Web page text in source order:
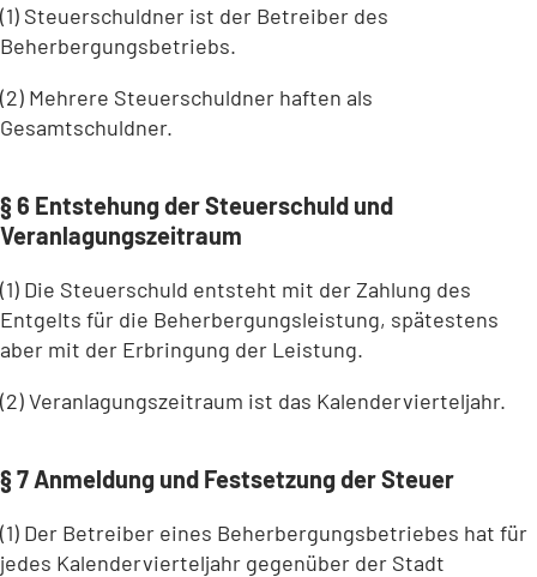
(1) Steuerschuldner ist der Betreiber des
Beherbergungsbetriebs.
(2) Mehrere Steuerschuldner haften als
Gesamtschuldner.
§ 6 Entstehung der Steuerschuld und
Veranlagungszeitraum
(1) Die Steuerschuld entsteht mit der Zahlung des
Entgelts für die Beherbergungsleistung, spätestens
aber mit der Erbringung der Leistung.
(2) Veranlagungszeitraum ist das Kalendervierteljahr.
§ 7 Anmeldung und Festsetzung der Steuer
(1) Der Betreiber eines Beherbergungsbetriebes hat für
jedes Kalendervierteljahr gegenüber der Stadt